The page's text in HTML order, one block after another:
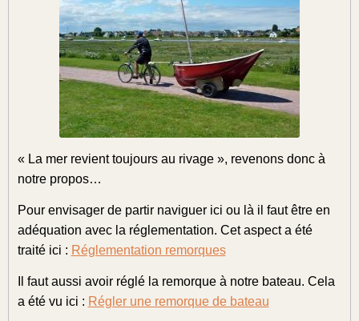
« La mer revient toujours au rivage », revenons donc à
notre propos…
Pour envisager de partir naviguer ici ou là il faut être en
adéquation avec la réglementation. Cet aspect a été
traité ici : Réglementation remorques
Il faut aussi avoir réglé la remorque à notre bateau. Cela
a été vu ici : Régler une remorque de bateau